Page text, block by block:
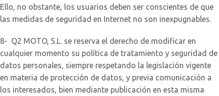
Ello, no obstante, los usuarios deben ser conscientes de que
las medidas de seguridad en Internet no son inexpugnables.
8- Q2 MOTO, S.L. se reserva el derecho de modificar en
cualquier momento su política de tratamiento y seguridad de
datos personales, siempre respetando la legislación vigente
en materia de protección de datos, y previa comunicación a
los interesados, bien mediante publicación en esta misma